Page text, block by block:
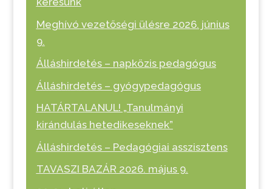
Meghívó vezetőségi ülésre 2026. június
9.
Álláshirdetés – napközis pedagógus
Álláshirdetés – gyógypedagógus
HATÁRTALANUL! „Tanulmányi
kirándulás hetedikeseknek”
Álláshirdetés – Pedagógiai asszisztens
TAVASZI BAZÁR 2026. május 9.